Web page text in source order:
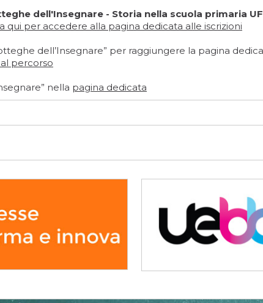
dell'Insegnare - Storia nella scuola primaria
qui per accedere alla pagina dedicata alle iscrizioni
dell’Insegnare” per raggiungere la pagina
percorso
nella pagina dedicata